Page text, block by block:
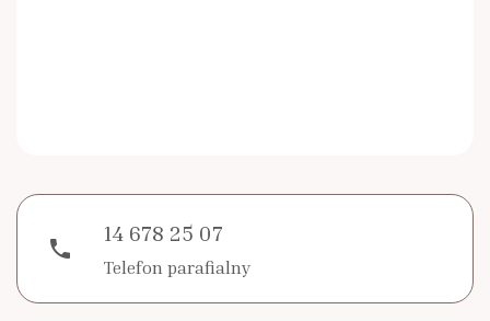
phone
14 678 25 07
Telefon parafialny